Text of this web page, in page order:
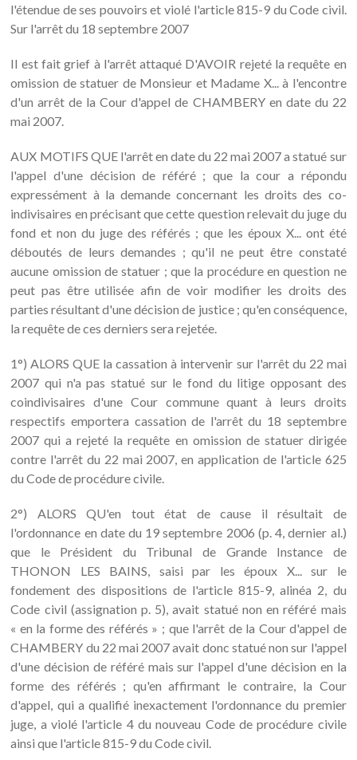
l'étendue de ses pouvoirs et violé l'article 815-9 du Code civil.
Sur l'arrêt du 18 septembre 2007
Il est fait grief à l'arrêt attaqué D'AVOIR rejeté la requête en
omission de statuer de Monsieur et Madame X... à l'encontre
d'un arrêt de la Cour d'appel de CHAMBERY en date du 22
mai 2007.
AUX MOTIFS QUE l'arrêt en date du 22 mai 2007 a statué sur
l'appel d'une décision de référé ; que la cour a répondu
expressément à la demande concernant les droits des co-
indivisaires en précisant que cette question relevait du juge du
fond et non du juge des référés ; que les époux X... ont été
déboutés de leurs demandes ; qu'il ne peut être constaté
aucune omission de statuer ; que la procédure en question ne
peut pas être utilisée afin de voir modifier les droits des
parties résultant d'une décision de justice ; qu'en conséquence,
la requête de ces derniers sera rejetée.
1°) ALORS QUE la cassation à intervenir sur l'arrêt du 22 mai
2007 qui n'a pas statué sur le fond du litige opposant des
coindivisaires d'une Cour commune quant à leurs droits
respectifs emportera cassation de l'arrêt du 18 septembre
2007 qui a rejeté la requête en omission de statuer dirigée
contre l'arrêt du 22 mai 2007, en application de l'article 625
du Code de procédure civile.
2°) ALORS QU'en tout état de cause il résultait de
l'ordonnance en date du 19 septembre 2006 (p. 4, dernier al.)
que le Président du Tribunal de Grande Instance de
THONON LES BAINS, saisi par les époux X... sur le
fondement des dispositions de l'article 815-9, alinéa 2, du
Code civil (assignation p. 5), avait statué non en référé mais
« en la forme des référés » ; que l'arrêt de la Cour d'appel de
CHAMBERY du 22 mai 2007 avait donc statué non sur l'appel
d'une décision de référé mais sur l'appel d'une décision en la
forme des référés ; qu'en affirmant le contraire, la Cour
d'appel, qui a qualifié inexactement l'ordonnance du premier
juge, a violé l'article 4 du nouveau Code de procédure civile
ainsi que l'article 815-9 du Code civil.